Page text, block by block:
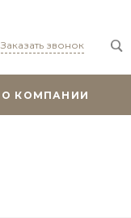
Заказать звонок
О КОМПАНИИ